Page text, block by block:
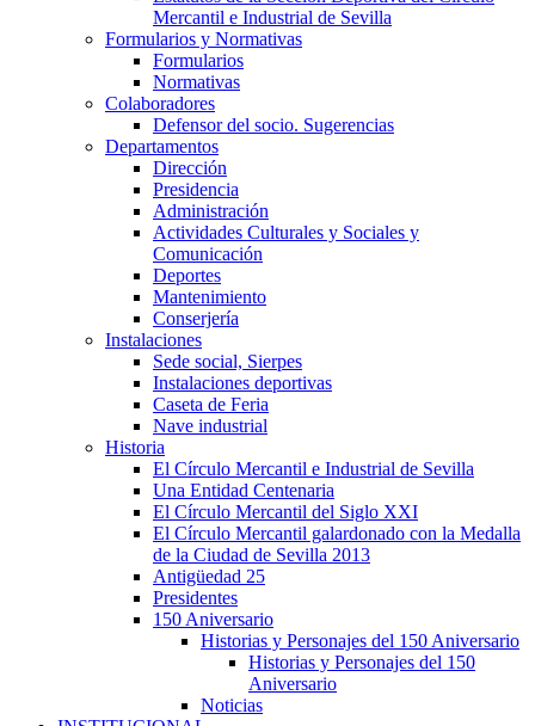
Mercantil e Industrial de Sevilla
Formularios y Normativas
Formularios
Normativas
Colaboradores
Defensor del socio. Sugerencias
Departamentos
Dirección
Presidencia
Administración
Actividades Culturales y Sociales y
Comunicación
Deportes
Mantenimiento
Conserjería
Instalaciones
Sede social, Sierpes
Instalaciones deportivas
Caseta de Feria
Nave industrial
Historia
El Círculo Mercantil e Industrial de Sevilla
Una Entidad Centenaria
El Círculo Mercantil del Siglo XXI
El Círculo Mercantil galardonado con la Medalla
de la Ciudad de Sevilla 2013
Antigüedad 25
Presidentes
150 Aniversario
Historias y Personajes del 150 Aniversario
Historias y Personajes del 150
Aniversario
Noticias